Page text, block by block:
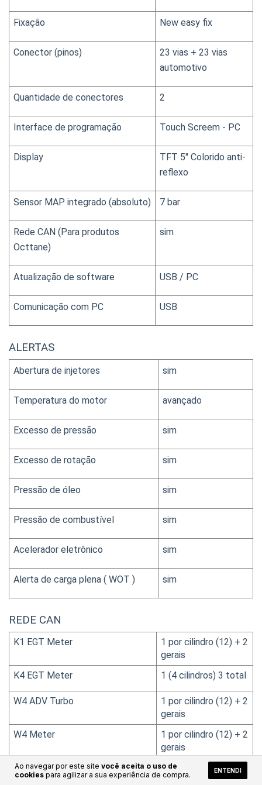
Ao navegar por este site você aceita o uso de
cookies para agilizar a sua experiência de compra. ENTENDI
Fixação New easy fix
Conector (pinos)
23 vias + 23 vias
automotivo
Quantidade de conectores 2
Interface de programação Touch Screem - PC
Display
TFT 5" Colorido anti-
reflexo
Sensor MAP integrado (absoluto) 7 bar
Rede CAN (Para produtos
Octtane)
sim
Atualização de software USB / PC
Comunicação com PC USB
ALERTAS
Abertura de injetores sim
Temperatura do motor avançado
Excesso de pressão sim
Excesso de rotação sim
Pressão de óleo sim
Pressão de combustível sim
Acelerador eletrônico sim
Alerta de carga plena ( WOT ) sim
REDE CAN
K1 EGT Meter
1 por cilindro (12) + 2
gerais
K4 EGT Meter
1 (4 cilindros) 3 total
W4 ADV Turbo
1 por cilindro (12) + 2
gerais
W4 Meter
1 por cilindro (12) + 2
gerais
GHOST Painel Dashboard
1